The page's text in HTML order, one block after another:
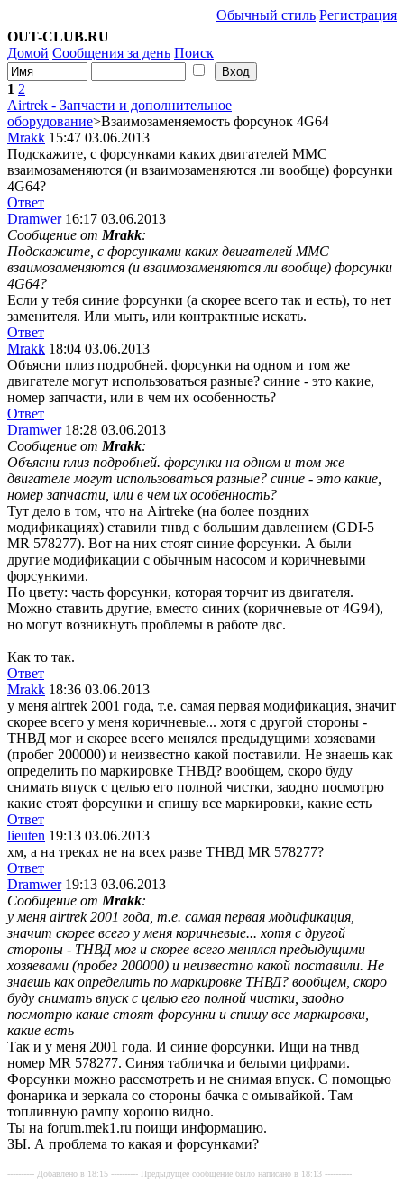
Обычный стиль Регистрация
OUT-CLUB.RU
Домой Сообщения за день Поиск
1 2
Airtrek - Запчасти и дополнительное
оборудование>Взаимозаменяемость форсунок 4G64
Mrakk 15:47 03.06.2013
Подскажите, с форсунками каких двигателей MMC
взаимозаменяются (и взаимозаменяются ли вообще) форсунки
4G64?
Ответ
Dramwer16:17 03.06.2013
Сообщение от Mrakk:
Подскажите, с форсунками каких двигателей MMC
взаимозаменяются (и взаимозаменяются ли вообще) форсунки
4G64?
Если у тебя синие форсунки (а скорее всего так и есть), то нет
заменителя. Или мыть, или контрактные искать.
Ответ
Mrakk 18:04 03.06.2013
Объясни плиз подробней. форсунки на одном и том же
двигателе могут использоваться разные? синие - это какие,
номер запчасти, или в чем их особенность?
Ответ
Dramwer18:28 03.06.2013
Сообщение от Mrakk:
Объясни плиз подробней. форсунки на одном и том же
двигателе могут использоваться разные? синие - это какие,
номер запчасти, или в чем их особенность?
Тут дело в том, что на Airtreke (на более поздних
модификациях) ставили тнвд с большим давлением (GDI-5
MR 578277). Вот на них стоят синие форсунки. А были
другие модификации с обычным насосом и коричневыми
форсункими.
По цвету: часть форсунки, которая торчит из двигателя.
Можно ставить другие, вместо синих (коричневые от 4G94),
но могут возникнуть проблемы в работе двс.
Как то так.
Ответ
Mrakk 18:36 03.06.2013
у меня airtrek 2001 года, т.е. самая первая модификация, значит
скорее всего у меня коричневые... хотя с другой стороны -
ТНВД мог и скорее всего менялся предыдущими хозяевами
(пробег 200000) и неизвестно какой поставили. Не знаешь как
определить по маркировке ТНВД? вообщем, скоро буду
снимать впуск с целью его полной чистки, заодно посмотрю
какие стоят форсунки и спишу все маркировки, какие есть
Ответ
lieuten 19:13 03.06.2013
хм, а на треках не на всех разве ТНВД MR 578277?
Ответ
Dramwer19:13 03.06.2013
Сообщение от Mrakk:
у меня airtrek 2001 года, т.е. самая первая модификация,
значит скорее всего у меня коричневые... хотя с другой
стороны - ТНВД мог и скорее всего менялся предыдущими
хозяевами (пробег 200000) и неизвестно какой поставили. Не
знаешь как определить по маркировке ТНВД? вообщем, скоро
буду снимать впуск с целью его полной чистки, заодно
посмотрю какие стоят форсунки и спишу все маркировки,
какие есть
Так и у меня 2001 года. И синие форсунки. Ищи на тнвд
номер MR 578277. Синяя табличка и белыми цифрами.
Форсунки можно рассмотреть и не снимая впуск. С помощью
фонарика и зеркала со стороны бачка с омывайкой. Там
топливную рампу хорошо видно.
Ты на forum.mek1.ru поищи информацию.
ЗЫ. А проблема то какая и форсунками?
---------- Добавлено в 18:15 ---------- Предыдущее сообщение было написано в 18:13 ----------